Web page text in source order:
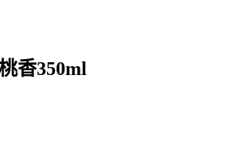
香350ml